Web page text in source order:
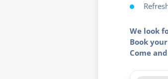
We look
Book
Come